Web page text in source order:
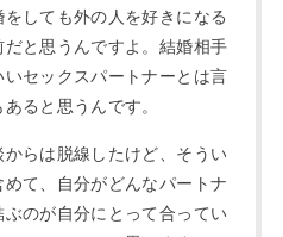
しても外の人を好きになる
と思うんですよ。 結婚相手
セックスパートナーとは言
ると思うんです。
らは脱線したけど、そうい
て、自分がどんなパートナ
のが自分にとって合ってい